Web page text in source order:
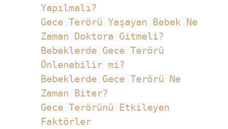
Yapılmalı?
Gece Terörü Yaşayan Bebek Ne
Zaman Doktora Gitmeli?
Bebeklerde Gece Terörü
Önlenebilir mi?
Bebeklerde Gece Terörü Ne
Zaman Biter?
Gece Terörünü Etkileyen
Faktörler